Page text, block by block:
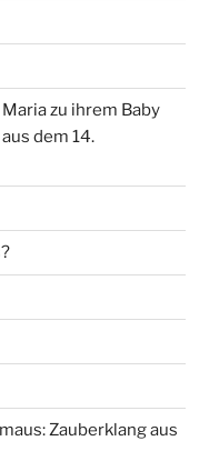
zu ihrem Baby
dem 14.
Zauberklang aus